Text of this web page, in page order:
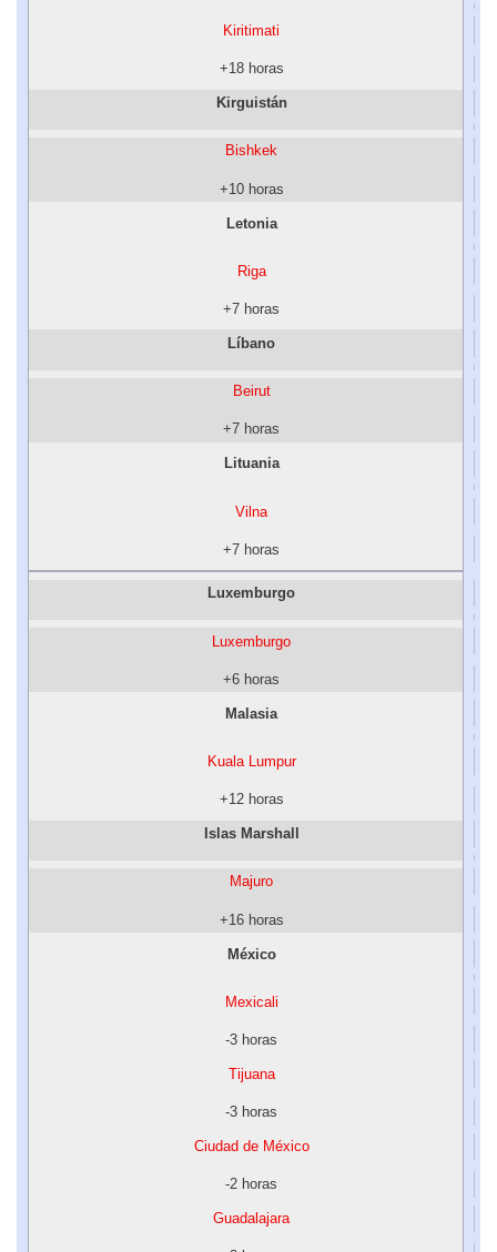
Kiritimati
+18 horas
Kirguistán
Bishkek
+10 horas
Letonia
Riga
+7 horas
Líbano
Beirut
+7 horas
Lituania
Vilna
+7 horas
Luxemburgo
Luxemburgo
+6 horas
Malasia
Kuala Lumpur
+12 horas
Islas Marshall
Majuro
+16 horas
México
Mexicali
-3 horas
Tijuana
-3 horas
Ciudad de México
-2 horas
Guadalajara